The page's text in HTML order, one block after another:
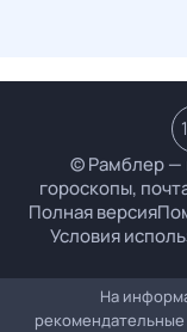
© Рамблер —
гороскопы,
Полная версия
Условия
На
рекомендательные